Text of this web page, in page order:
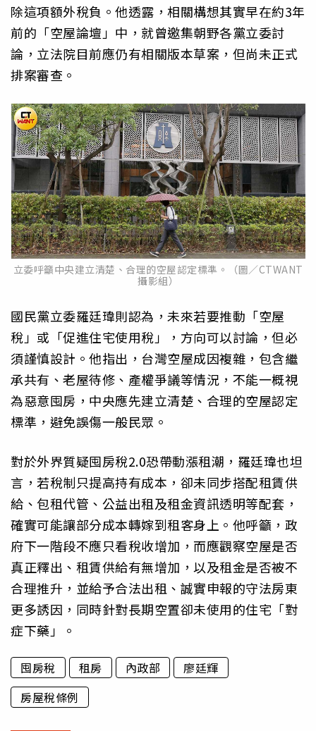
除這項額外稅負。他透露，相關構想其實早在約3年
前的「空屋論壇」中，就曾邀集朝野各黨立委討
論，立法院目前應仍有相關版本草案，但尚未正式
排案審查。
立委呼籲中央建立清楚、合理的空屋認定標準。（圖／CTWANT
攝影組）
國民黨立委羅廷瑋則認為，未來若要推動「空屋
稅」或「促進住宅使用稅」，方向可以討論，但必
須謹慎設計。他指出，台灣空屋成因複雜，包含繼
承共有、老屋待修、產權爭議等情況，不能一概視
為惡意囤房，中央應先建立清楚、合理的空屋認定
標準，避免誤傷一般民眾。
對於外界質疑囤房稅2.0恐帶動漲租潮，羅廷瑋也坦
言，若稅制只提高持有成本，卻未同步搭配租賃供
給、包租代管、公益出租及租金資訊透明等配套，
確實可能讓部分成本轉嫁到租客身上。他呼籲，政
府下一階段不應只看稅收增加，而應觀察空屋是否
真正釋出、租賃供給有無增加，以及租金是否被不
合理推升，並給予合法出租、誠實申報的守法房東
更多誘因，同時針對長期空置卻未使用的住宅「對
症下藥」。
囤房稅 租房 內政部
廖廷輝
房屋稅條例